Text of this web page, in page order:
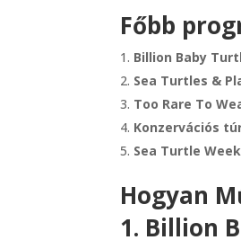
Főbb
Billion Baby
Sea Turtles &
Too Rare To
Konzervációs
Sea Turtle
Hogyan
1. Billion